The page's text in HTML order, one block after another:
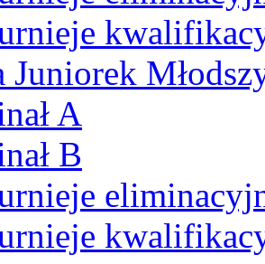
Juniorek
A
B